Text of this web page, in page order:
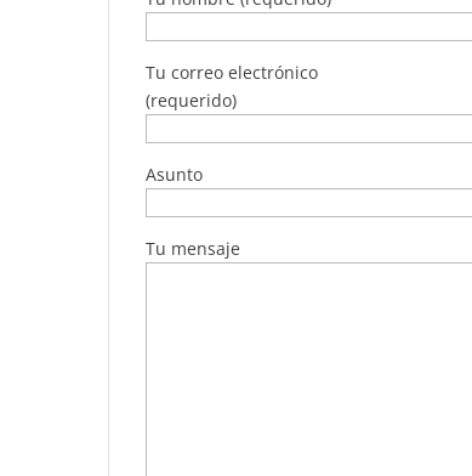
Tu correo electrónico
(requerido)
Asunto
Tu mensaje